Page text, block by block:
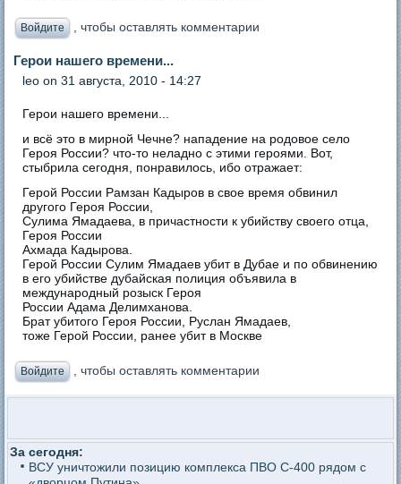
Войдите , чтобы оставлять комментарии
Герои нашего времени...
leo on 31 августа, 2010 - 14:27
Герои нашего времени...
и всё это в мирной Чечне? нападение на родовое село
Героя России? что-то неладно с этими героями. Вот,
стыбрила сегодня, понравилось, ибо отражает:
Герой России Рамзан Кадыров в свое время обвинил
другого Героя России,
Сулима Ямадаева, в причастности к убийству своего отца,
Героя России
Ахмада Кадырова.
Герой России Сулим Ямадаев убит в Дубае и по обвинению
в его убийстве дубайская полиция объявила в
международный розыск Героя
России Адама Делимханова.
Брат убитого Героя России, Руслан Ямадаев,
тоже Герой России, ранее убит в Москве
Войдите , чтобы оставлять комментарии
За сегодня:
ВСУ уничтожили позицию комплекса ПВО С-400 рядом с